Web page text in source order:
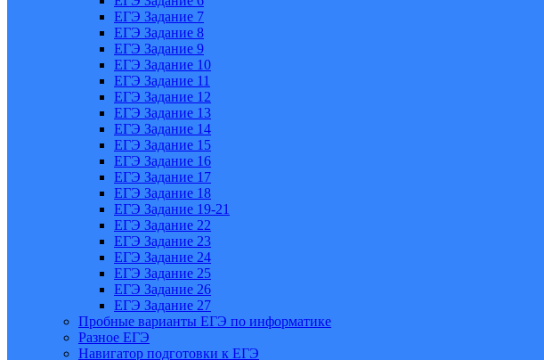
ЕГЭ Задание 7
ЕГЭ Задание 8
ЕГЭ Задание 9
ЕГЭ Задание 10
ЕГЭ Задание 11
ЕГЭ Задание 12
ЕГЭ Задание 13
ЕГЭ Задание 14
ЕГЭ Задание 15
ЕГЭ Задание 16
ЕГЭ Задание 17
ЕГЭ Задание 18
ЕГЭ Задание 19-21
ЕГЭ Задание 22
ЕГЭ Задание 23
ЕГЭ Задание 24
ЕГЭ Задание 25
ЕГЭ Задание 26
ЕГЭ Задание 27
Пробные варианты ЕГЭ по информатике
Разное ЕГЭ
Навигатор подготовки к ЕГЭ